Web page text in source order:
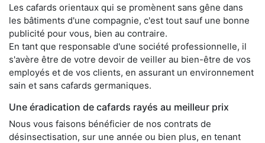
Les cafards orientaux qui se promènent sans gêne dans
les bâtiments d'une compagnie, c'est tout sauf une bonne
publicité pour vous, bien au contraire.
En tant que responsable d'une société professionnelle, il
s'avère être de votre devoir de veiller au bien-être de vos
employés et de vos clients, en assurant un environnement
sain et sans cafards germaniques.
Une éradication de cafards rayés au meilleur prix
Nous vous faisons bénéficier de nos contrats de
désinsectisation, sur une année ou bien plus, en tenant